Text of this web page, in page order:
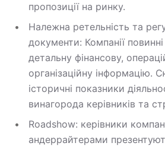
пропозиції на ринку.
Належна ретельність та
документи: Компанії
детальну фінансову,
організаційну інформацію.
історичні показники
винагорода керівників та
Roadshow: керівники
андеррайтерами